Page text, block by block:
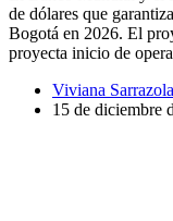
de dólares que
Bogotá en 2026. El
proyecta inicio de
Viviana Sarrazola
15 de diciembre